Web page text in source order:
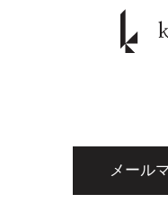
メール